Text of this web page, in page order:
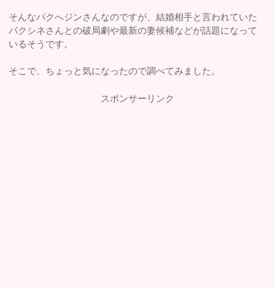
そんなパクへジンさんなのですが、結婚相手と言われていた
パクシネさんとの破局劇や最新の妻候補などが話題になって
いるそうです。
そこで、ちょっと気になったので調べてみました。
スポンサーリンク